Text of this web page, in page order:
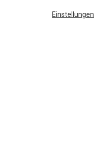
Einstellungen